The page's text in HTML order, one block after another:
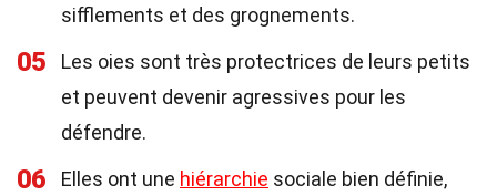
sifflements et des grognements.
05
Les oies sont très protectrices de leurs petits
et peuvent devenir agressives pour les
défendre.
06 Elles ont une hiérarchie sociale bien définie,